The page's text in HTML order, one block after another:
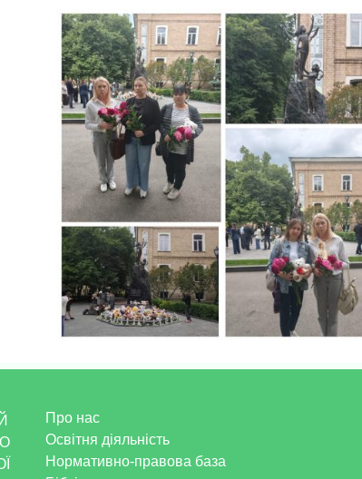
Про нас
Освітня діяльність
Нормативно-правова база